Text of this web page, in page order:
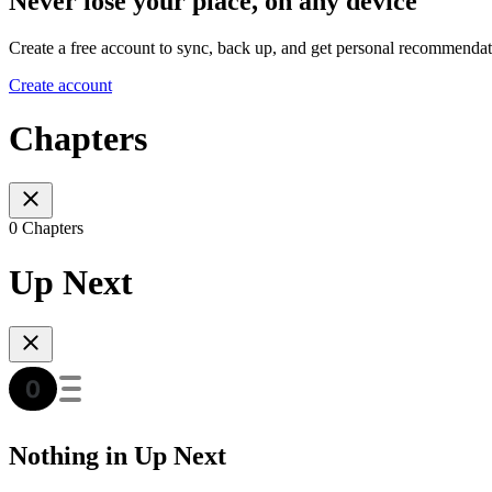
Create a free account to sync, back up, and get personal
Create account
Chapters
0 Chapters
Up Next
Nothing in Up Next